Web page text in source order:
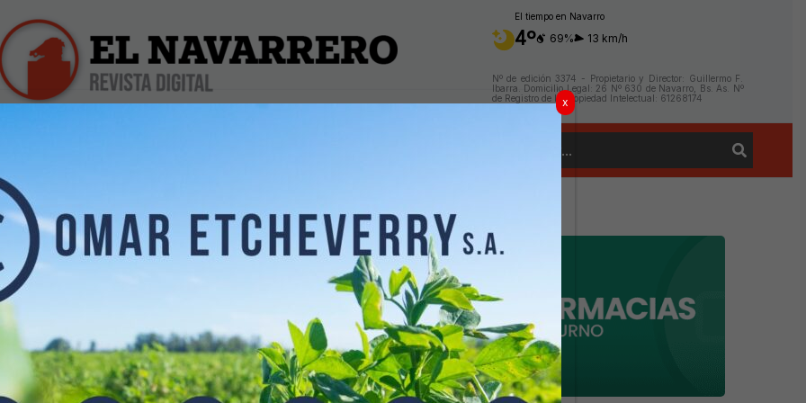
El tiempo en Navarro
4º 69% 13 km/h
Nº de edición 3374 - Propietario y Director: Guillermo F.
Ibarra. Domicilio Legal: 26 Nº 630 de Navarro, Bs. As. Nº
de Registro de la Propiedad Intelectual: 61268174
x